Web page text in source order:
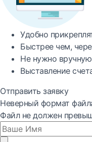
Удобно
Быстреечем,
Не нужно
Выставление
Отправить заявку
Неверный формат
Файл не должен